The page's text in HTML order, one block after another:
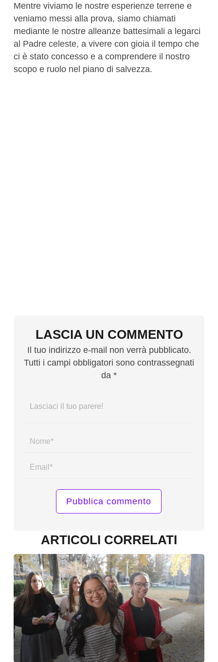
Mentre viviamo le nostre esperienze terrene e
veniamo messi alla prova, siamo chiamati
mediante le nostre alleanze battesimali a legarci
al Padre celeste, a vivere con gioia il tempo che
ci è stato concesso e a comprendere il nostro
scopo e ruolo nel piano di salvezza.
LASCIA UN COMMENTO
Il tuo indirizzo e-mail non verrà pubblicato.
Tutti i campi obbligatori sono contrassegnati
da *
ARTICOLI CORRELATI